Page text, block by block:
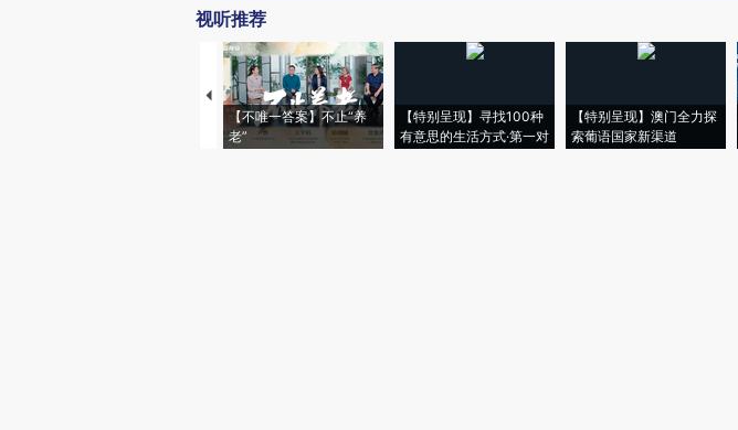
视听推荐
【不唯一答案】不止“养
老”
【特别呈现】寻找100种
有意思的生活方式·第一对
【特别呈现】澳门全力探
索葡语国家新渠道